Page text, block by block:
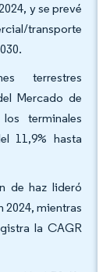
y se prevé
transporte
terrestres
Mercado de
terminales
11,9% hasta
de haz lideró
2024, mientras
la CAGR